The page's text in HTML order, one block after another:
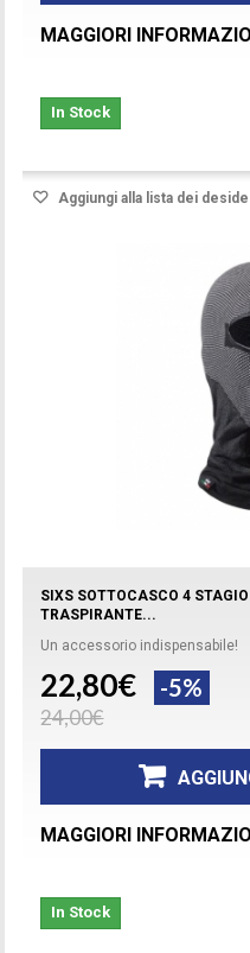
MAGGIORI
In Stock
Aggiungi alla lista dei
SIXS SOTTOCASCO 4
TRASPIRANTE...
Un accessorio indispensabile!
22,80€ -5%
24,00€
MAGGIORI
In Stock